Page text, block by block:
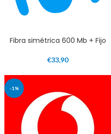
Fibra simétrica 600 Mb + Fijo
€33,90
-1%